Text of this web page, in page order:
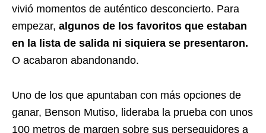
vivió momentos de auténtico desconcierto. Para
empezar, algunos de los favoritos que estaban
en la lista de salida ni siquiera se presentaron.
O acabaron abandonando.
Uno de los que apuntaban con más opciones de
ganar, Benson Mutiso, lideraba la prueba con unos
100 metros de margen sobre sus perseguidores a